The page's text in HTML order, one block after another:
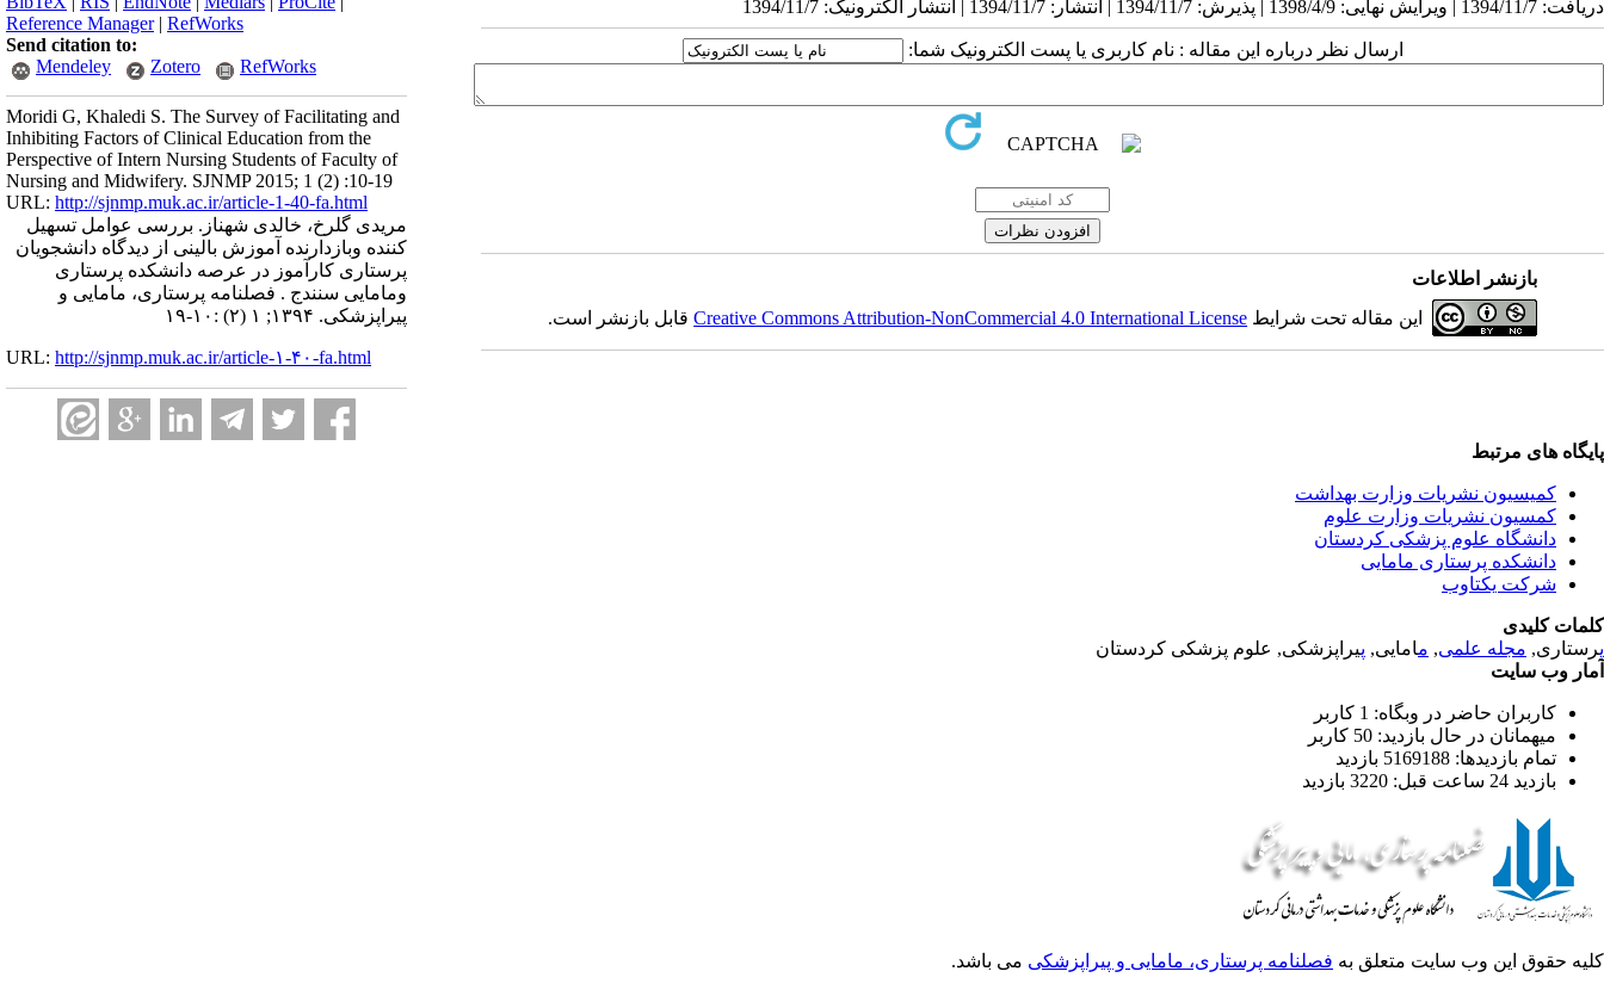
Reference Manager| RefWorks
Send citation to:
Mendeley
Zotero RefWorks
Moridi G, Khaledi S. The Survey of Facilitating and
Inhibiting Factors of Clinical Education from the
Perspective of Intern Nursing Students of Faculty of
Nursing and Midwifery. SJNMP 2015; 1 (2) :10-19
URL: http://sjnmp.muk.ac.ir/article-1-40-fa.html
مریدی گلرخ، خالدی شهناز. بررسی عوامل تسهیل
کننده وبازدارنده آموزش بالینی از دیدگاه دانشجویان
پرستاری کارآموز در عرصه دانشکده پرستاری
ومامایی سنندج . فصلنامه پرستاری، مامایی و
پیراپزشکی. ۱۳۹۴; ۱ (۲) :۱۰-۱۹
URL: http://sjnmp.muk.ac.ir/article-۱-۴۰-fa.html
دریافت: 1394/11/7 | ویرایش نهایی: 1398/4/9 | پذیرش: 1394/11/7 | انتشار: 1394/11/7 | انتشار الکترونیک: 1394/11/7
ارسال نظر درباره این مقاله : نام کاربری یا پست الکترونیک شما:
بازنشر اطلاعات
این مقاله تحت شرایط Creative Commons Attribution-NonCommercial 4.0 International Licenseقابل بازنشر است.
پایگاه های مرتبط
کمیسیون نشریات وزارت بهداشت
کمسیون نشریات وزارت علوم
دانشگاه علوم پزشکی کردستان
دانشکده پرستاری مامایی
شرکت یکتاوب
کلمات کلیدی
پرستاری, مجله علمی, مامایی, پیراپزشکی, علوم پزشکی کردستان
آمار وب سایت
کاربران حاضر در وبگاه: 1 کاربر
میهمانان در حال بازدید: 50 کاربر
تمام بازدید‌ها: 5169188 بازدید
بازدید 24 ساعت قبل: 3220 بازدید
کلیه حقوق این وب سایت متعلق به فصلنامه پرستاری، مامایی و پیراپزشکی می باشد.